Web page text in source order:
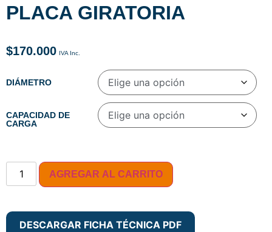
PLACA GIRATORIA
$170.000
DIÁMETRO
CAPACIDAD DE
CARGA
AGREGAR AL CARRITO
DESCARGAR FICHA TÉCNICA PDF